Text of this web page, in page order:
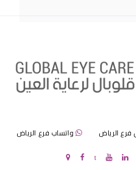
الازرق بالعين
فرع الرياض واتساب فرع الرياض